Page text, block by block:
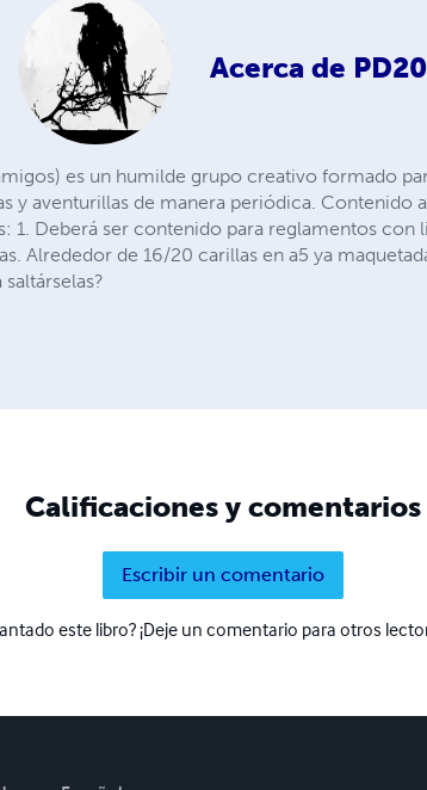
Acerca de PD20
es un humilde grupo creativo formado
y aventurillas de manera periódica. Contenido
1. Deberá ser contenido para reglamentos con
Alrededor de 16/20 carillas en a5 ya
Calificaciones y comentarios
Escribir un comentario
este libro? ¡Deje un comentario para otros